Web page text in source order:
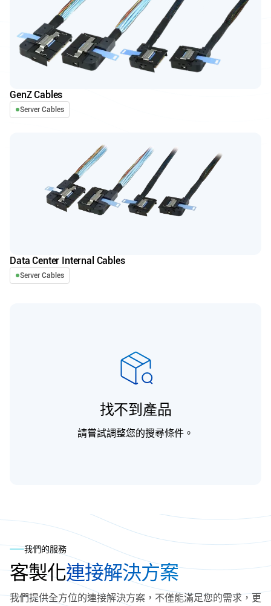
GenZ Cables
Server Cables
Data Center Internal Cables
Server Cables
找不到產品
請嘗試調整您的搜尋條件。
我們的服務
客製化連接解決方案
我們提供全方位的連接解決方案，不僅能滿足您的需求，更